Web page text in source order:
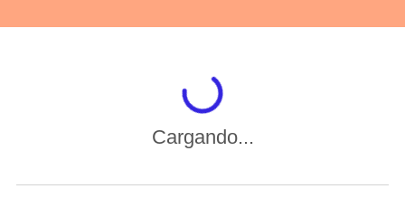
Cargando...